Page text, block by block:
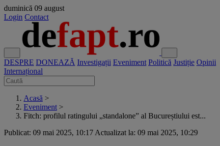
duminică 09 august
Login Contact
DESPRE DONEAZĂ Investigații Eveniment Politică Justiție Opinii
Internațional
Acasă >
Eveniment >
Fitch: profilul ratingului „standalone” al Bucureștiului est...
Publicat: 09 mai 2025, 10:17 Actualizat la: 09 mai 2025, 10:29